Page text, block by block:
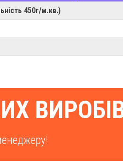
450г/м.кв.)